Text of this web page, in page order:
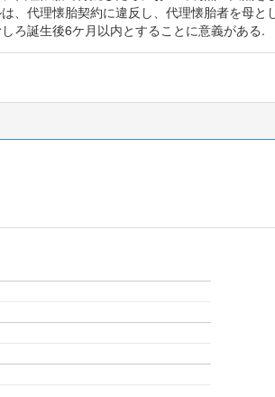
、代理懐胎契約に違反し、代理懐胎者を母と
ろ誕生後6ケ月以内とすることに意義がある.